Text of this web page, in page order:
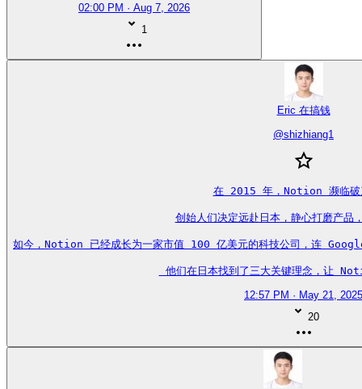
02:00 PM · Aug 7, 2026
1
Eric 在搞钱
@shizhiang1
在 2015 年，Notion 濒临
创始人们决定远赴日本，静心打磨产
如今，Notion 已经成长为一家市值 100 亿美元的科技公司，连
他们在日本找到了三大关键理念，让
12:57 PM · May 21, 2025
20